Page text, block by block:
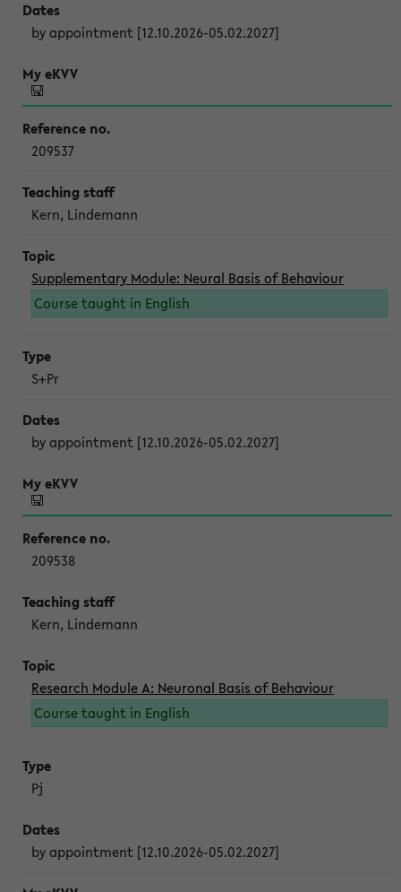
by appointment [12.10.2026-05.02.2027]
209537
Kern, Lindemann
Supplementary Module: Neural Basis of Behaviour
Course taught in English
S+Pr
by appointment [12.10.2026-05.02.2027]
209538
Kern, Lindemann
Research Module A: Neuronal Basis of Behaviour
Course taught in English
Pj
by appointment [12.10.2026-05.02.2027]